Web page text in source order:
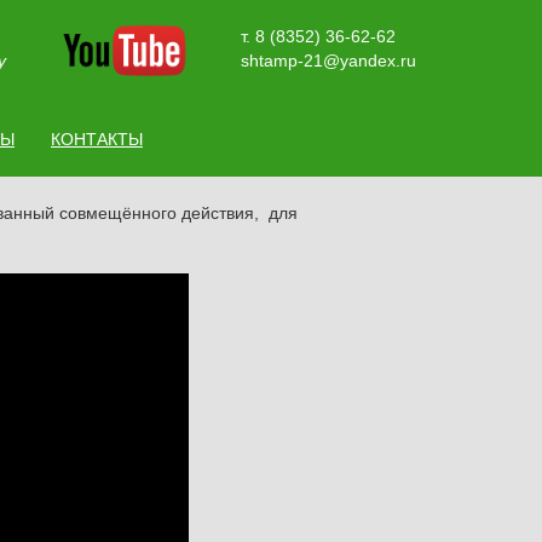
т. 8 (8352) 36-62-62
shtamp-21@yandex.ru
КОНТАКТЫ
совмещённого действия, для